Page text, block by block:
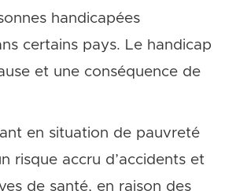
handicapées
certains pays. Le handicap
et une conséquence de
en situation de pauvreté
risque accru d’accidents et
de santé, en raison des